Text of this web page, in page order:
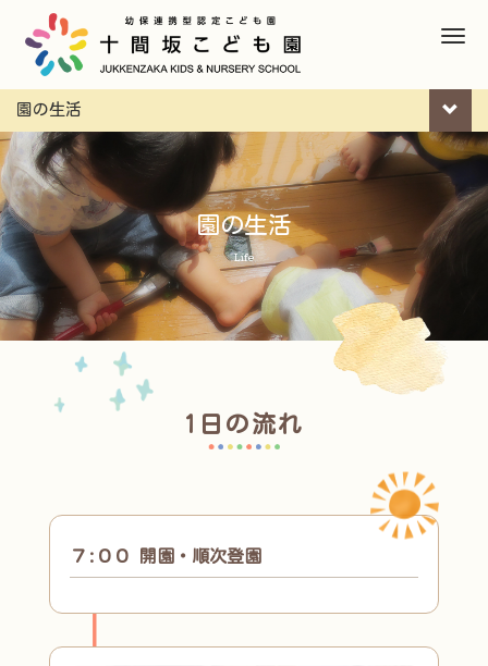
M
n
u
園の生活
園の生活
Life
1日の流れ
７:００ 開園・順次登園